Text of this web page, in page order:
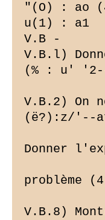
"(O) : ao
u(1) : a1
V.B -
V.B.l)
(% : u'
V.B.2) On
(ë?):z/'--
Donner
problème
V.B.8)